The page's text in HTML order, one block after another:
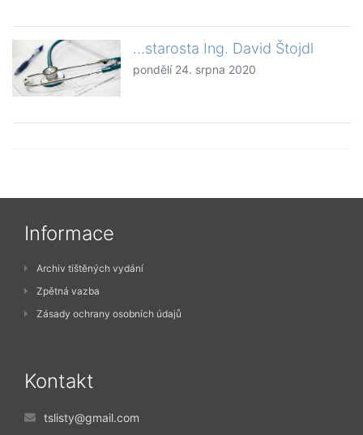
...starosta Ing. David Štojdl
pondělí 24. srpna 2020
Informace
Archiv tištěných vydání
Zpětná vazba
Zásady ochrany osobních údajů
Kontakt
tslisty@gmail.com